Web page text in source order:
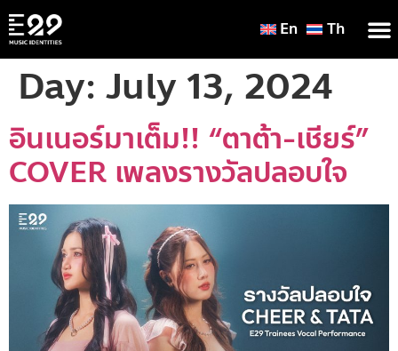
En Th
Day: July 13, 2024
อินเนอร์มาเต็ม!! “ตาต้า-เชียร์”
COVER เพลงรางวัลปลอบใจ